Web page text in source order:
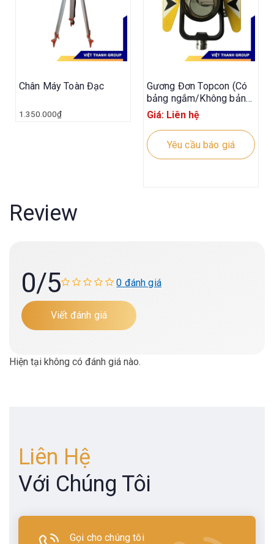
Chân Máy Toàn Đạc
1.350.000₫
Gương Đơn Topcon (Có
bảng ngắm/Không bảng
ngắm)
Giá: Liên hệ
Yêu cầu báo giá
Review
0/5 0 đánh giá
Viết đánh giá
Hiện tại không có đánh giá nào.
Liên Hệ
Với Chúng Tôi
Gọi cho chúng tôi